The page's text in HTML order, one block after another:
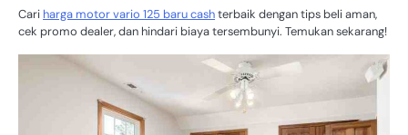
Cari harga motor vario 125 baru cashterbaik dengan tips beli aman,
cek promo dealer, dan hindari biaya tersembunyi. Temukan sekarang!